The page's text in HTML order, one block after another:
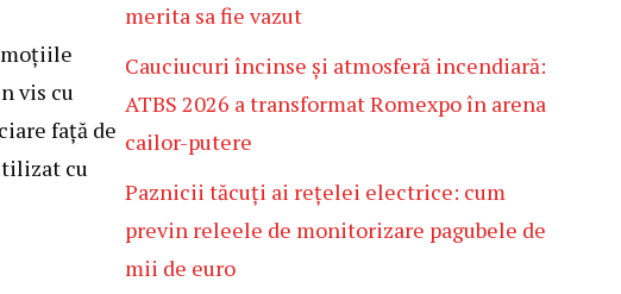
vis cu
față de
cu
merita sa fie vazut
Cauciucuri încinse și atmosferă incendiară:
ATBS 2026 a transformat Romexpo în arena
cailor-putere
Paznicii tăcuți ai rețelei electrice: cum
previn releele de monitorizare pagubele de
mii de euro